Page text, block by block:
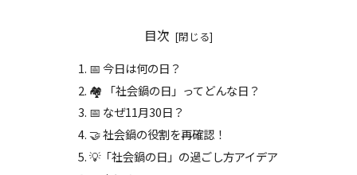
目次
📅 今日は何の日？
🏘️ 「社会鍋の日」ってどんな日？
📅 なぜ11月30日？
🤝 社会鍋の役割を再確認！
💡「社会鍋の日」の過ごし方アイデア